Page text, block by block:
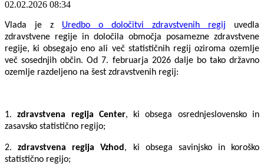
02.02.2026 08:34
Vlada je z Uredbo o določitvi zdravstvenih regij uvedla
zdravstvene regije in določila območja posamezne zdravstvene
regije, ki obsegajo eno ali več statističnih regij oziroma ozemlje
več sosednjih občin. Od 7. februarja 2026 dalje bo tako državno
ozemlje razdeljeno na šest zdravstvenih regij:
1.zdravstvena regija Center, ki obsega osrednjeslovensko in
zasavsko statistično regijo;
2.zdravstvena regija Vzhod , ki obsega savinjsko in koroško
statistično regijo;